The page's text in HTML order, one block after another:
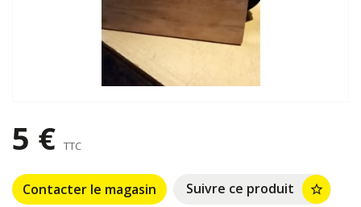
5 € TTC
Contacter le magasin Suivre ce produit star_border